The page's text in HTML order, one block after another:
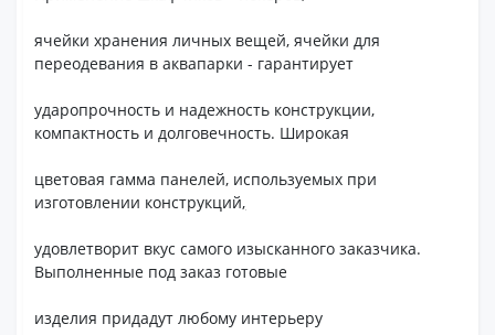
ячейки хранения личных вещей, ячейки для
переодевания в аквапарки - гарантирует
ударопрочность и надежность конструкции,
компактность и долговечность. Широкая
цветовая гамма панелей, используемых при
изготовлении конструкций,
удовлетворит вкус самого изысканного заказчика.
Выполненные под заказ готовые
изделия придадут любому интерьеру